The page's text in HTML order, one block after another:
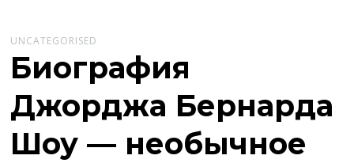
UNCATEGORISED
Биография
Джорджа Бернарда
Шоу — необычное